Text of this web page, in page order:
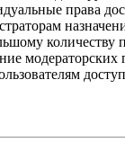
права
количеству
модераторских